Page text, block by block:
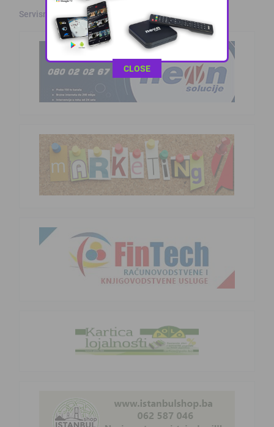
Servisne informacije iz Kalesije (6.8.2026.)
This popup will close in:11
CLOSE